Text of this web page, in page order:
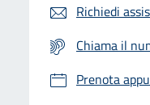
Richiedi
Chiama il
Prenota